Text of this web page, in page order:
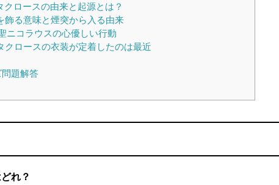
クロースの由来と起源とは？
飾る意味と煙突から入る由来
ニコラウスの心優しい行動
クロースの衣装が定着したのは最近
題解答
れ？